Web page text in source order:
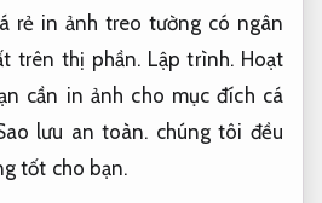
rẻ in ảnh treo tường có ngân
trên thị phần. Lập trình. Hoạt
cần in ảnh cho mục đích cá
lưu an toàn. chúng tôi đều
tốt cho bạn.